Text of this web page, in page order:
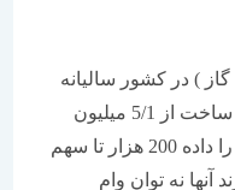
کشور سالیانه
می توان 200 هزار واحد مسکونی ساخت از 5/1 میلیون
واحد مسکونی که دولت وعده آن را داده 200 هزار تا سهم
توان وام